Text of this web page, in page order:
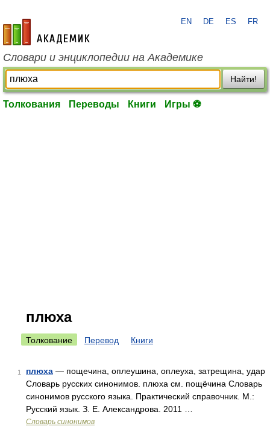
academic.ru
EN DE ES FR
Словари и энциклопедии на Академике
Найти!
Толкования Переводы Книги Игры ⚽
плюха
Толкование Перевод Книги
1 плюха — пощечина, оплеушина, оплеуха, затрещина, удар
Словарь русских синонимов. плюха см. пощёчина Словарь
синонимов русского языка. Практический справочник. М.:
Русский язык. З. Е. Александрова. 2011 …
Словарь синонимов